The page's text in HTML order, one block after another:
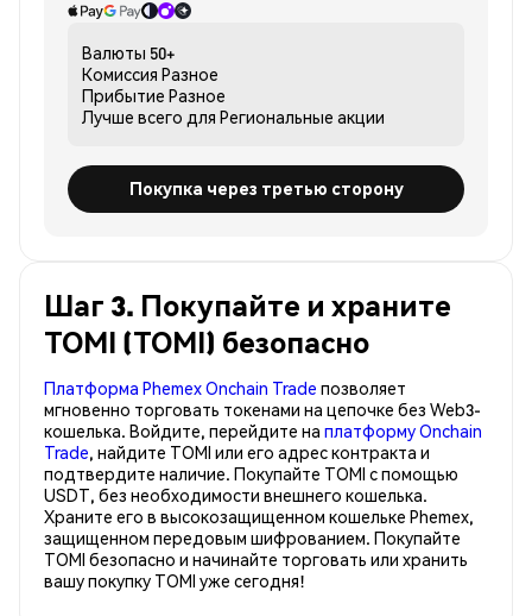
Валюты 50+
Комиссия Разное
Прибытие Разное
Лучше всего для Региональные акции
Покупка через третью сторону
Шаг 3. Покупайте и храните
TOMI (TOMI) безопасно
Платформа Phemex Onchain Trade позволяет
мгновенно торговать токенами на цепочке без Web3-
кошелька. Войдите, перейдите на платформу Onchain
Trade, найдите TOMI или его адрес контракта и
подтвердите наличие. Покупайте TOMI с помощью
USDT, без необходимости внешнего кошелька.
Храните его в высокозащищенном кошельке Phemex,
защищенном передовым шифрованием. Покупайте
TOMI безопасно и начинайте торговать или хранить
вашу покупку TOMI уже сегодня!